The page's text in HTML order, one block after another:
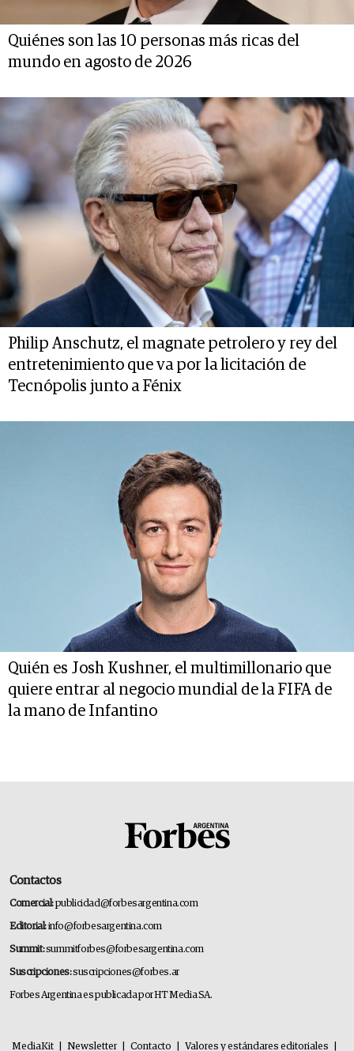
Quiénes son las 10 personas más ricas del
mundo en agosto de 2026
Philip Anschutz, el magnate petrolero y rey del
entretenimiento que va por la licitación de
Tecnópolis junto a Fénix
Quién es Josh Kushner, el multimillonario que
quiere entrar al negocio mundial de la FIFA de
la mano de Infantino
Contactos
Comercial:publicidad@forbesargentina.com
Editorial:info@forbesargentina.com
Summit:summitforbes@forbesargentina.com
Suscripciones:suscripciones@forbes.ar
Forbes Argentina es publicada por HT Media SA.
MediaKit Newsletter Contacto Valores y estándares editoriales